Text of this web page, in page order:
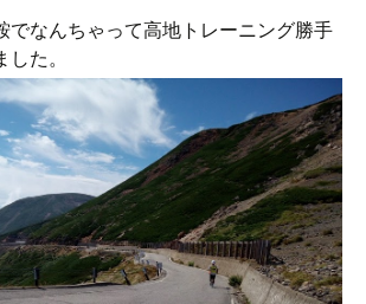
でなんちゃって高地トレーニング勝手
た。